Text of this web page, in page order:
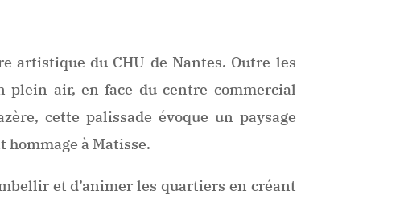
artistique du CHU de Nantes. Outre les
plein air, en face du centre commercial
cette palissade évoque un paysage
hommage à Matisse.
et d’animer les quartiers en créant